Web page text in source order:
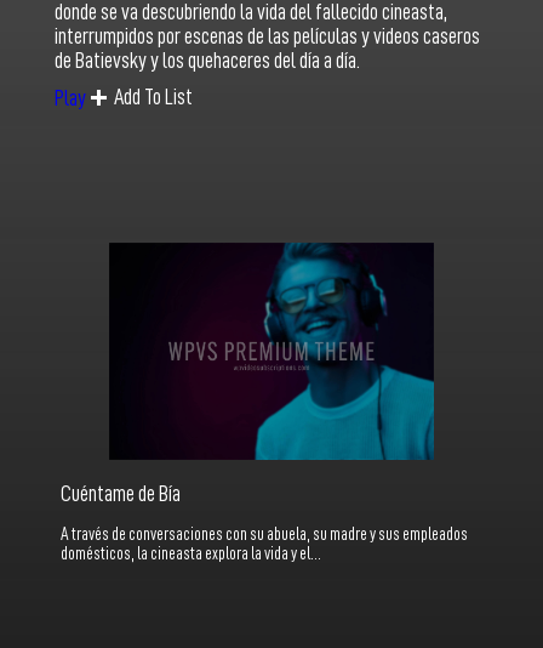
donde se va descubriendo la vida del fallecido cineasta,
interrumpidos por escenas de las películas y videos caseros
de Batievsky y los quehaceres del día a día.
Play
Add To List
Cuéntame de Bía
A través de conversaciones con su abuela, su madre y sus empleados
domésticos, la cineasta explora la vida y el…